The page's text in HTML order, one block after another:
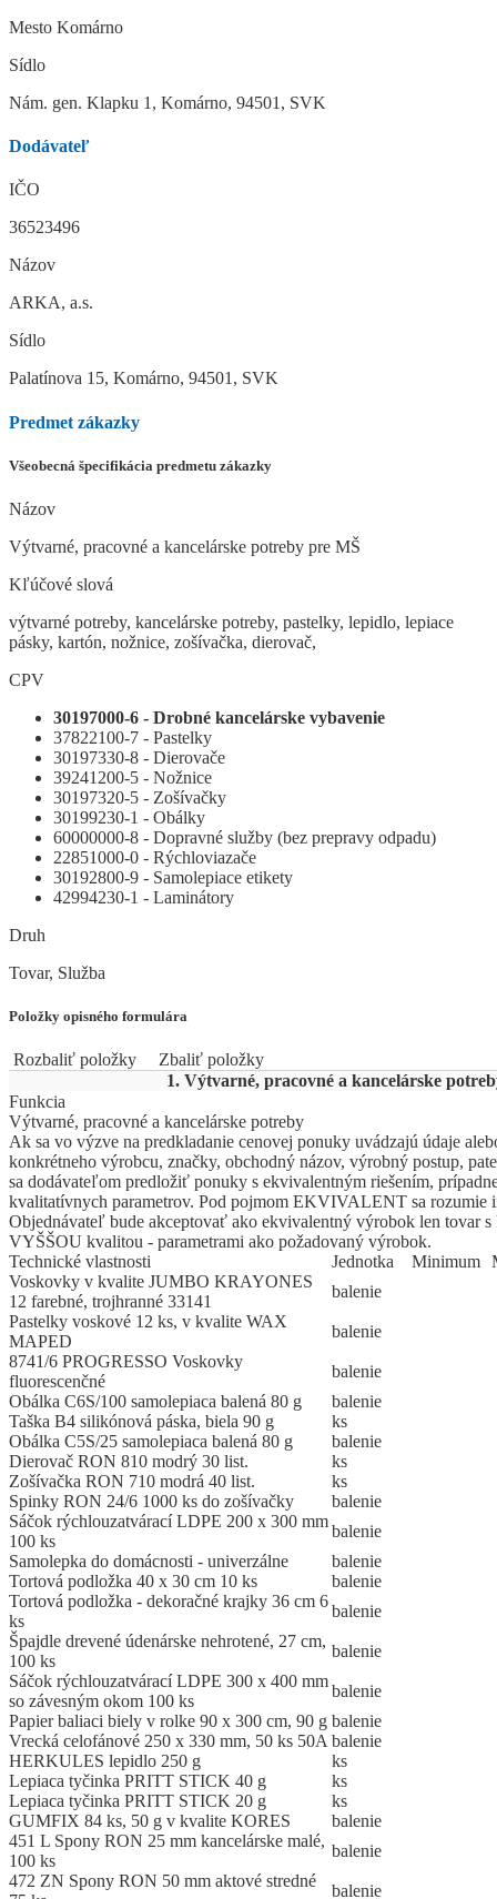
Mesto Komárno
Sídlo
Nám. gen. Klapku 1, Komárno, 94501, SVK
Dodávateľ
IČO
36523496
Názov
ARKA, a.s.
Sídlo
Palatínova 15, Komárno, 94501, SVK
Predmet zákazky
Všeobecná špecifikácia predmetu zákazky
Názov
Výtvarné, pracovné a kancelárske potreby pre MŠ
Kľúčové slová
výtvarné potreby, kancelárske potreby, pastelky, lepidlo, lepiace
pásky, kartón, nožnice, zošívačka, dierovač,
CPV
30197000-6 - Drobné kancelárske vybavenie
37822100-7 - Pastelky
30197330-8 - Dierovače
39241200-5 - Nožnice
30197320-5 - Zošívačky
30199230-1 - Obálky
60000000-8 - Dopravné služby (bez prepravy odpadu)
22851000-0 - Rýchloviazače
30192800-9 - Samolepiace etikety
42994230-1 - Laminátory
Druh
Tovar, Služba
Položky opisného formulára
Rozbaliť položky
Zbaliť položky
1. Výtvarné, pracovné a kancelárske
Funkcia
Výtvarné, pracovné a kancelárske potreby
Ak sa vo výzve na predkladanie cenovej ponuky uvádzajú údaje
konkrétneho výrobcu, značky, obchodný názov, výrobný postup,
sa dodávateľom predložiť ponuky s ekvivalentným riešením,
kvalitatívnych parametrov. Pod pojmom EKVIVALENT sa rozumie
Objednávateľ bude akceptovať ako ekvivalentný výrobok len tovar
VYŠŠOU kvalitou - parametrami ako požadovaný výrobok.
Technické vlastnosti
Jed­not­ka Mi­ni­mum
Voskovky v kvalite JUMBO KRAYONES
12 farebné, trojhranné 33141
balenie
Pastelky voskové 12 ks, v kvalite WAX
MAPED
balenie
8741/6 PROGRESSO Voskovky
fluorescenčné
balenie
Obálka C6S/100 samolepiaca balená 80 g
balenie
Taška B4 silikónová páska, biela 90 g
ks
Obálka C5S/25 samolepiaca balená 80 g
balenie
Dierovač RON 810 modrý 30 list.
ks
Zošívačka RON 710 modrá 40 list.
ks
Spinky RON 24/6 1000 ks do zošívačky
balenie
Sáčok rýchlouzatvárací LDPE 200 x 300 mm
100 ks
balenie
Samolepka do domácnosti - univerzálne
balenie
Tortová podložka 40 x 30 cm 10 ks
balenie
Tortová podložka - dekoračné krajky 36 cm 6
ks
balenie
Špajdle drevené údenárske nehrotené, 27 cm,
100 ks
balenie
Sáčok rýchlouzatvárací LDPE 300 x 400 mm
so závesným okom 100 ks
balenie
Papier baliaci biely v rolke 90 x 300 cm, 90 g balenie
Vrecká celofánové 250 x 330 mm, 50 ks 50Abalenie
HERKULES lepidlo 250 g
ks
Lepiaca tyčinka PRITT STICK 40 g
ks
Lepiaca tyčinka PRITT STICK 20 g
ks
GUMFIX 84 ks, 50 g v kvalite KORES
balenie
451 L Spony RON 25 mm kancelárske malé,
100 ks
balenie
472 ZN Spony RON 50 mm aktové stredné
balenie